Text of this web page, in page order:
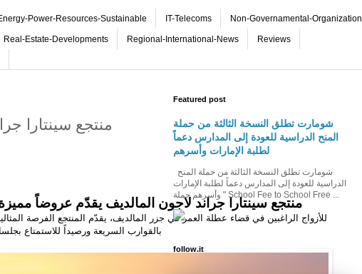
Power-Resources-Sustainable IT-Telecoms Non-Governamental-Organization
Real-Estate-Developments Regional-International-News Reviews
منتجع سينتارا
منتجع سينتارا جراندلاجون المالديف يقدّم عروضاً
للأزواج الراغبينفيقضاء عطلة العمر في جزر المالديف، يقدّم المنتجع الفرصة
بالقوارب السريعة ورصيداً للاستمتاع
Featured post
شومارت تطلق النسخة الثالثة من حملة
المنح الدراسية للعودة إلى المدارس دعماً
لطلبة الإمارات وأسرهم
الدراسية للعودة إلى المدارس دعماً لطلبة الإمارات
وأسرهم حملة " School Fee to School Free ...
follow.it